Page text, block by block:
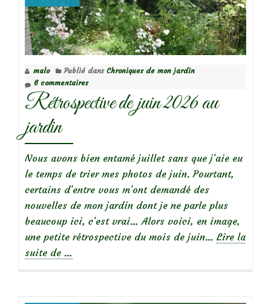
(Pentatoma
rufipes)
malo Publié dans Chroniques de mon jardin
6 commentaires
Rétrospective de juin 2026 au
jardin
Nous avons bien entamé juillet sans que j’aie eu
le temps de trier mes photos de juin. Pourtant,
certains d’entre vous m’ont demandé des
nouvelles de mon jardin dont je ne parle plus
beaucoup ici, c’est vrai… Alors voici, en image,
une petite rétrospective du mois de juin… Lire la
suite de à
…